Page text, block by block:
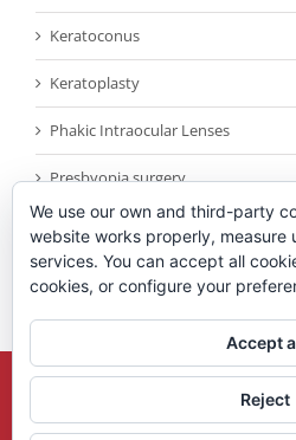
Keratoconus
Keratoplasty
Phakic Intraocular Lenses
Presbyopia surgery
Reconocimientos
Sin categoría
Copyright 2021Universidad Miguel
Legal Note
We use our own and third-party
website works properly, measure
services. You can accept all
cookies, or configure your
Accept
Reject